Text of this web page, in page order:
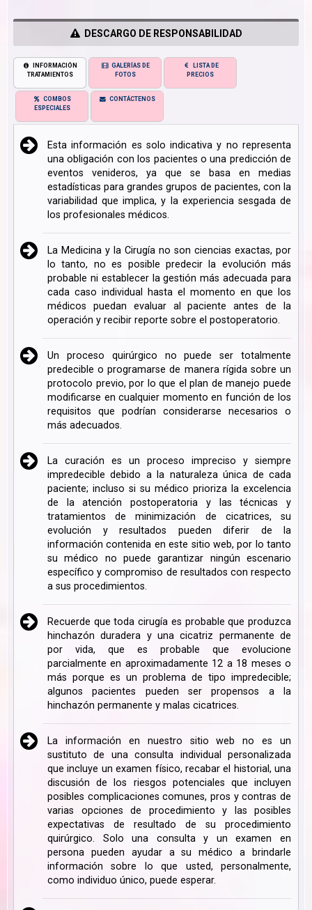
DESCARGO DE RESPONSABILIDAD
INFORMACIÓN
TRATAMIENTOS
GALERÍAS DE
FOTOS
LISTA DE
PRECIOS
COMBOS
ESPECIALES
CONTÁCTENOS
Esta información es solo indicativa y no representa
una obligación con los pacientes o una predicción de
eventos venideros, ya que se basa en medias
estadísticas para grandes grupos de pacientes, con la
variabilidad que implica, y la experiencia sesgada de
los profesionales médicos.
La Medicina y la Cirugía no son ciencias exactas, por
lo tanto, no es posible predecir la evolución más
probable ni establecer la gestión más adecuada para
cada caso individual hasta el momento en que los
médicos puedan evaluar al paciente antes de la
operación y recibir reporte sobre el postoperatorio.
Un proceso quirúrgico no puede ser totalmente
predecible o programarse de manera rígida sobre un
protocolo previo, por lo que el plan de manejo puede
modificarse en cualquier momento en función de los
requisitos que podrían considerarse necesarios o
más adecuados.
La curación es un proceso impreciso y siempre
impredecible debido a la naturaleza única de cada
paciente; incluso si su médico prioriza la excelencia
de la atención postoperatoria y las técnicas y
tratamientos de minimización de cicatrices, su
evolución y resultados pueden diferir de la
información contenida en este sitio web, por lo tanto
su médico no puede garantizar ningún escenario
específico y compromiso de resultados con respecto
a sus procedimientos.
Recuerde que toda cirugía es probable que produzca
hinchazón duradera y una cicatriz permanente de
por vida, que es probable que evolucione
parcialmente en aproximadamente 12 a 18 meses o
más porque es un problema de tipo impredecible;
algunos pacientes pueden ser propensos a la
hinchazón permanente y malas cicatrices.
La información en nuestro sitio web no es un
sustituto de una consulta individual personalizada
que incluye un examen físico, recabar el historial, una
discusión de los riesgos potenciales que incluyen
posibles complicaciones comunes, pros y contras de
varias opciones de procedimiento y las posibles
expectativas de resultado de su procedimiento
quirúrgico. Solo una consulta y un examen en
persona pueden ayudar a su médico a brindarle
información sobre lo que usted, personalmente,
como individuo único, puede esperar.